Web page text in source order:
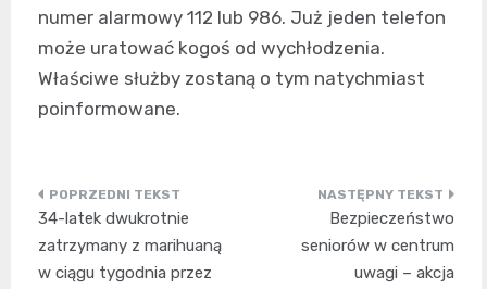
numer alarmowy 112 lub 986. Już jeden telefon
może uratować kogoś od wychłodzenia.
Właściwe służby zostaną o tym natychmiast
poinformowane.
Nawigacja
wpisu
34-latek dwukrotnie
zatrzymany z marihuaną
w ciągu tygodnia przez
Bezpieczeństwo
seniorów w centrum
uwagi – akcja